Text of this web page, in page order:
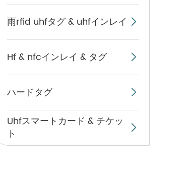
雨rfid uhfタグ & uhfインレイ 
Hf & nfcインレイ & タグ 
ハードタグ 
Uhfスマートカード & チケッ
ト
